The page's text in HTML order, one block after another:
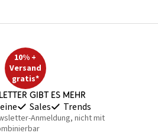
10% +
Versand
gratis*
gibt es mehr
Sales Trends
Anmeldung, nicht mit